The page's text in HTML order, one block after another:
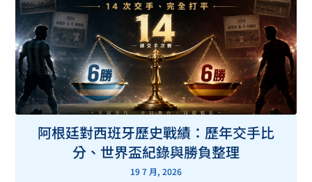
阿根廷對西班牙歷史戰績：歷年交手比
分、世界盃紀錄與勝負整理
19 7 月, 2026